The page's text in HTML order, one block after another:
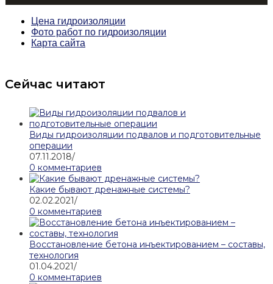
Цена гидроизоляции
Фото работ по гидроизоляции
Карта сайта
Сейчас читают
Виды гидроизоляции подвалов и подготовительные
операции
07.11.2018/
0 комментариев
Какие бывают дренажные системы?
02.02.2021/
0 комментариев
Восстановление бетона инъектированием – составы,
технология
01.04.2021/
0 комментариев